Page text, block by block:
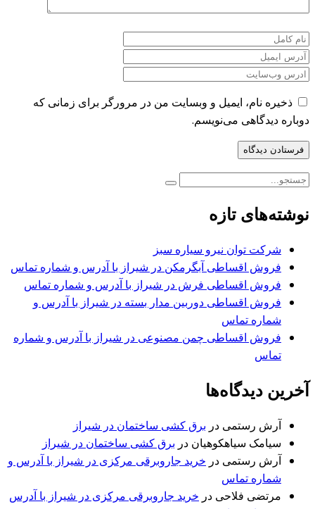
ذخیره نام، ایمیل و وبسایت من در مرورگر برای زمانی که
دوباره دیدگاهی می‌نویسم.
نوشته‌های تازه
شرکت توان نیرو سیاره سبز
فروش اقساطی آبگرمکن در شیراز با آدرس و شماره تماس
فروش اقساطی فرش در شیراز با آدرس و شماره تماس
فروش اقساطی دوربین مدار بسته در شیراز با آدرس و
شماره تماس
فروش اقساطی چمن مصنوعی در شیراز با آدرس و شماره
تماس
آخرین دیدگاه‌ها
آرش رستمی در برق کشی ساختمان در شیراز
سیامک سیاهکوهیان در برق کشی ساختمان در شیراز
آرش رستمی در خرید جاروبرقی مرکزی در شیراز با آدرس و
شماره تماس
مرتضی فلاحی در خرید جاروبرقی مرکزی در شیراز با آدرس